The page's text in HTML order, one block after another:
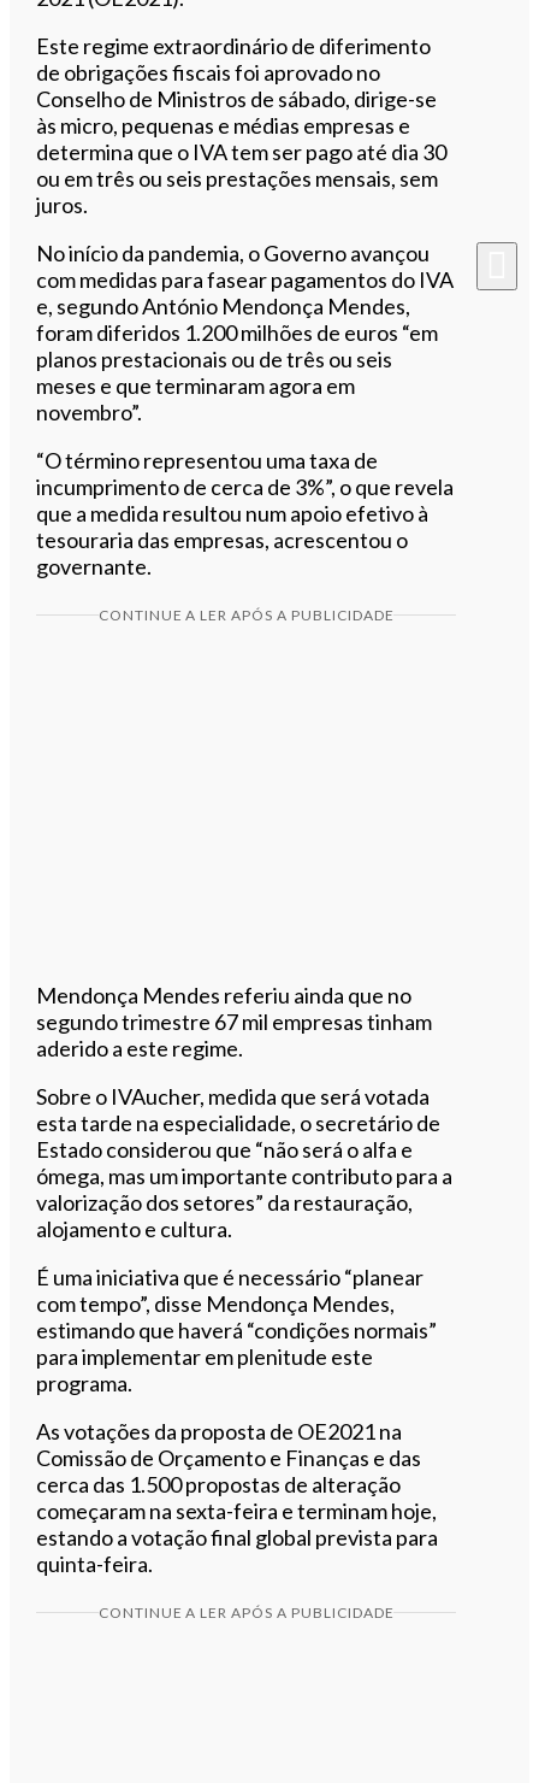
Este regime extraordinário de diferimento
de obrigações fiscais foi aprovado no
Conselho de Ministros de sábado, dirige-se
às micro, pequenas e médias empresas e
determina que o IVA tem ser pago até dia 30
ou em três ou seis prestações mensais, sem
juros.
No início da pandemia, o Governo avançou
com medidas para fasear pagamentos do IVA
e, segundo António Mendonça Mendes,
foram diferidos 1.200 milhões de euros “em
planos prestacionais ou de três ou seis
meses e que terminaram agora em
novembro”.
“O término representou uma taxa de
incumprimento de cerca de 3%”, o que revela
que a medida resultou num apoio efetivo à
tesouraria das empresas, acrescentou o
governante.
CONTINUE A LER APÓS A PUBLICIDADE
Mendonça Mendes referiu ainda que no
segundo trimestre 67 mil empresas tinham
aderido a este regime.
Sobre o IVAucher, medida que será votada
esta tarde na especialidade, o secretário de
Estado considerou que “não será o alfa e
ómega, mas um importante contributo para a
valorização dos setores” da restauração,
alojamento e cultura.
É uma iniciativa que é necessário “planear
com tempo”, disse Mendonça Mendes,
estimando que haverá “condições normais”
para implementar em plenitude este
programa.
As votações da proposta de OE2021 na
Comissão de Orçamento e Finanças e das
cerca das 1.500 propostas de alteração
começaram na sexta-feira e terminam hoje,
estando a votação final global prevista para
quinta-feira.
CONTINUE A LER APÓS A PUBLICIDADE